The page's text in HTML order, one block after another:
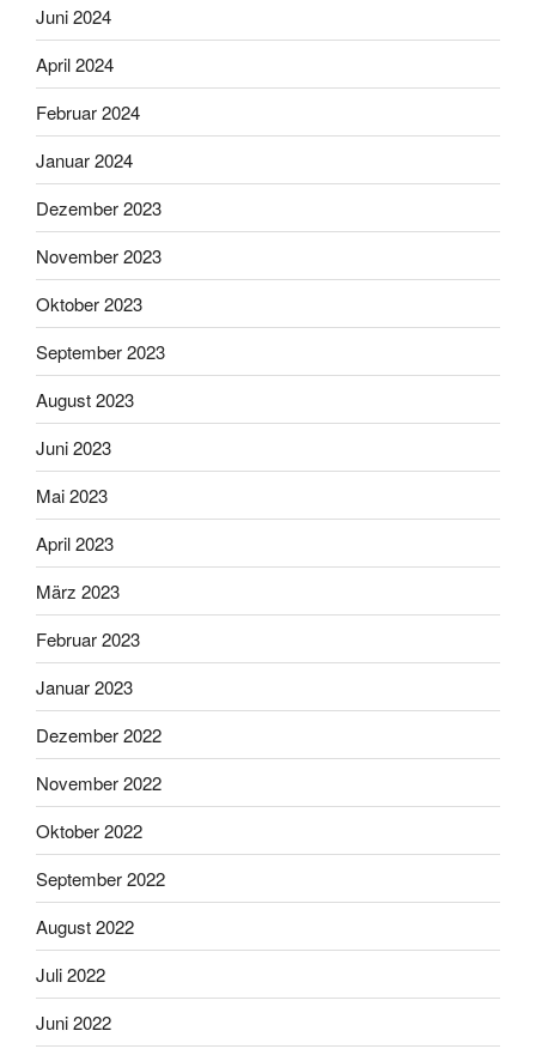
Juni 2024
April 2024
Februar 2024
Januar 2024
Dezember 2023
November 2023
Oktober 2023
September 2023
August 2023
Juni 2023
Mai 2023
April 2023
März 2023
Februar 2023
Januar 2023
Dezember 2022
November 2022
Oktober 2022
September 2022
August 2022
Juli 2022
Juni 2022